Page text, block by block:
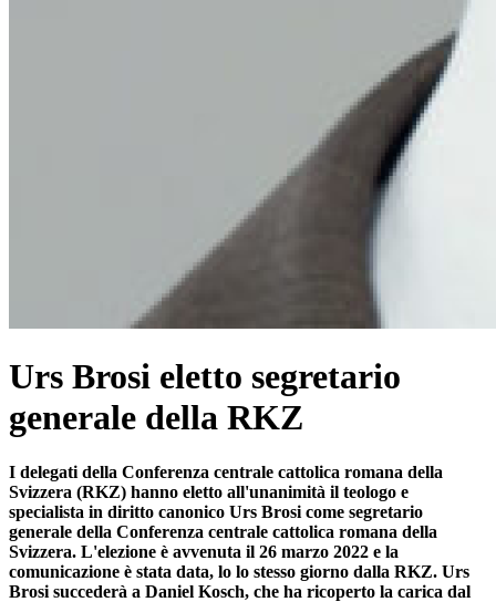
Urs Brosi eletto segretario
generale della RKZ
I delegati della Conferenza centrale cattolica romana della
Svizzera (RKZ) hanno eletto all'unanimità il teologo e
specialista in diritto canonico Urs Brosi come segretario
generale della Conferenza centrale cattolica romana della
Svizzera. L'elezione è avvenuta il 26 marzo 2022 e la
comunicazione è stata data, lo lo stesso giorno dalla RKZ. Urs
Brosi succederà a Daniel Kosch, che ha ricoperto la carica dal